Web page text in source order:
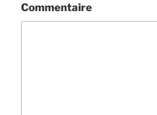
Commentaire